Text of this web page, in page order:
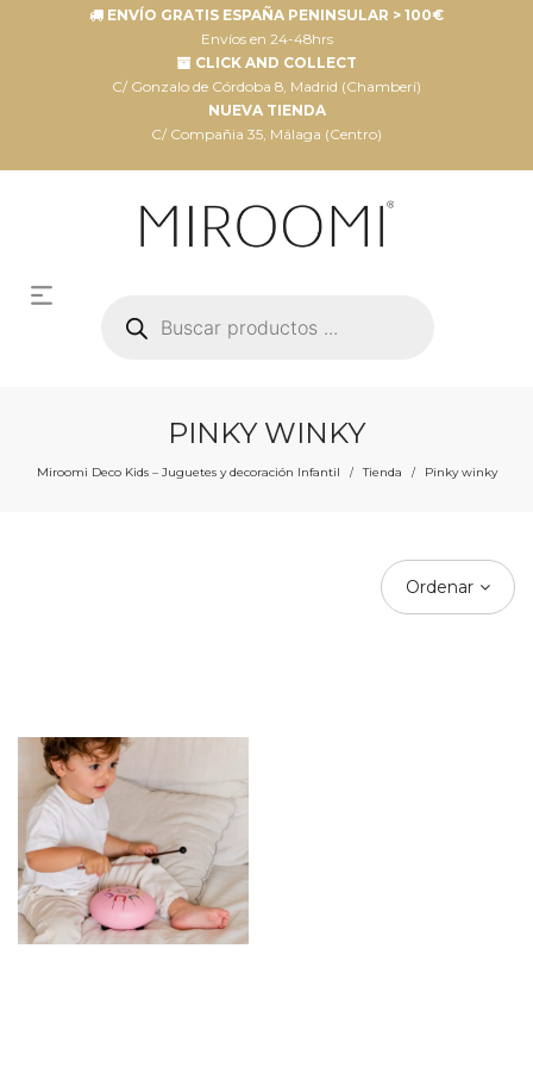
ENVÍO GRATIS ESPAÑA PENINSULAR > 100€
Envíos en 24-48hrs
CLICK AND COLLECT
C/ Gonzalo de Córdoba 8, Madrid (Chamberí)
NUEVA TIENDA
C/ Compañia 35, Málaga (Centro)
productos
PINKY WINKY
Miroomi Deco Kids – Juguetes y decoración Infantil / Tienda / Pinky winky
Ordenar